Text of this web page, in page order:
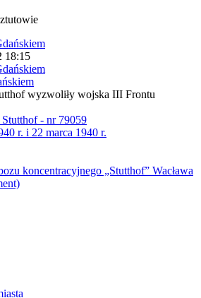
18:15
wyzwoliły wojska III Frontu
- nr 79059
r. i 22 marca 1940 r.
koncentracyjnego „Stutthof” Wacława